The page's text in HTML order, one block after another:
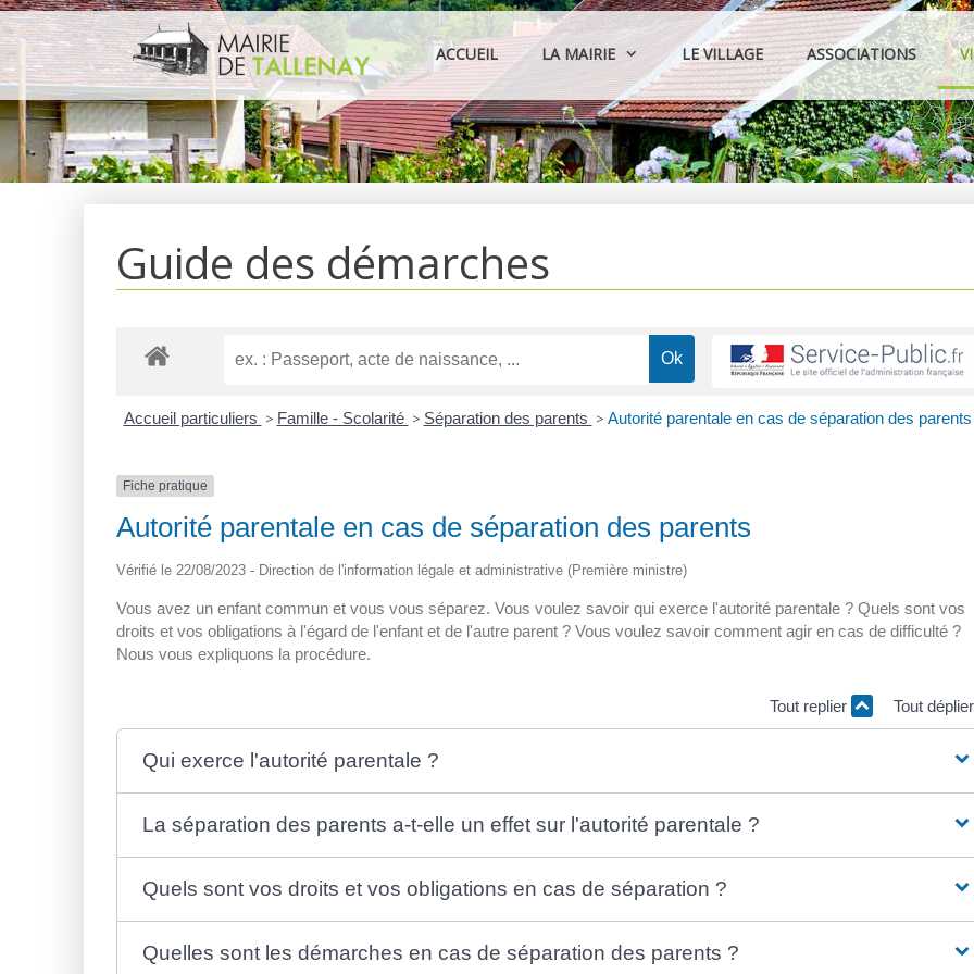
Aller
au
contenu
ACCUEIL LA MAIRIE LE VILLAGE ASSOCIATIONS
Guide des démarches
Accueil particuliers > Famille - Scolarité > Séparation des parents > Autorité parentale en cas de séparation des parents
Fiche pratique
Autorité parentale en cas de séparation des parents
Vérifié le 22/08/2023 - Direction de l'information légale et administrative (Première ministre)
Vous avez un enfant commun et vous vous séparez. Vous voulez savoir qui exerce l'autorité parentale ? Quels sont vos
droits et vos obligations à l'égard de l'enfant et de l'autre parent ? Vous voulez savoir comment agir en cas de difficulté ?
Nous vous expliquons la procédure.
Tout replier Tout
Qui exerce l'autorité parentale ?
La séparation des parents a-t-elle un effet sur l'autorité parentale ?
Quels sont vos droits et vos obligations en cas de séparation ?
Quelles sont les démarches en cas de séparation des parents ?